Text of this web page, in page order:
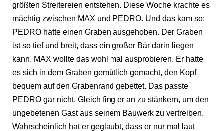
größten Streitereien entstehen. Diese Woche krachte es
mächtig zwischen MAX und PEDRO. Und das kam so:
PEDRO hatte einen Graben ausgehoben. Der Graben
ist so tief und breit, dass ein großer Bär darin liegen
kann. MAX wollte das wohl mal ausprobieren. Er hatte
es sich in dem Graben gemütlich gemacht, den Kopf
bequem auf den Grabenrand gebettet. Das passte
PEDRO gar nicht. Gleich fing er an zu stänkern, um den
ungebetenen Gast aus seinem Bauwerk zu vertreiben.
Wahrscheinlich hat er geglaubt, dass er nur mal laut